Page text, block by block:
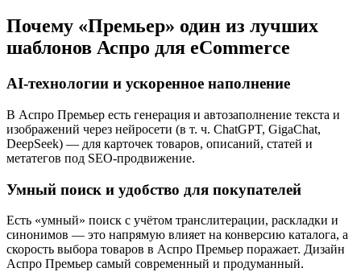
Почему «Премьер» один из лучших
шаблонов Аспро для eCommerce
AI-технологии и ускоренное наполнение
В Аспро Премьер есть генерация и автозаполнение текста и
изображений через нейросети (в т. ч. ChatGPT, GigaChat,
DeepSeek) — для карточек товаров, описаний, статей и
метатегов под SEO-продвижение.
Умный поиск и удобство для покупателей
Есть «умный» поиск с учётом транслитерации, раскладки и
синонимов — это напрямую влияет на конверсию каталога, а
скорость выбора товаров в Аспро Премьер поражает. Дизайн
Аспро Премьер самый современный и продуманный.